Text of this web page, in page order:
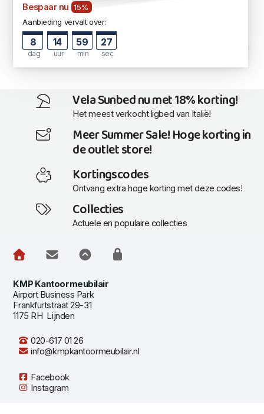
Bespaar nu 15%
Aanbieding vervalt over:
8
dag
14
uur
59
min
26
sec
Vela Sunbed nu met 18% korting!
Het meest verkocht ligbed van Italië!
Meer Summer Sale! Hoge korting in
de outlet store!
Kortingscodes
Ontvang extra hoge korting met deze codes!
Collecties
Actuele en populaire collecties
KMP Kantoormeubilair
Airport Business Park
Frankfurtstraat 29-31
1175 RH Lijnden
020-617 01 26
info@kmpkantoormeubilair.nl
Facebook
Instagram